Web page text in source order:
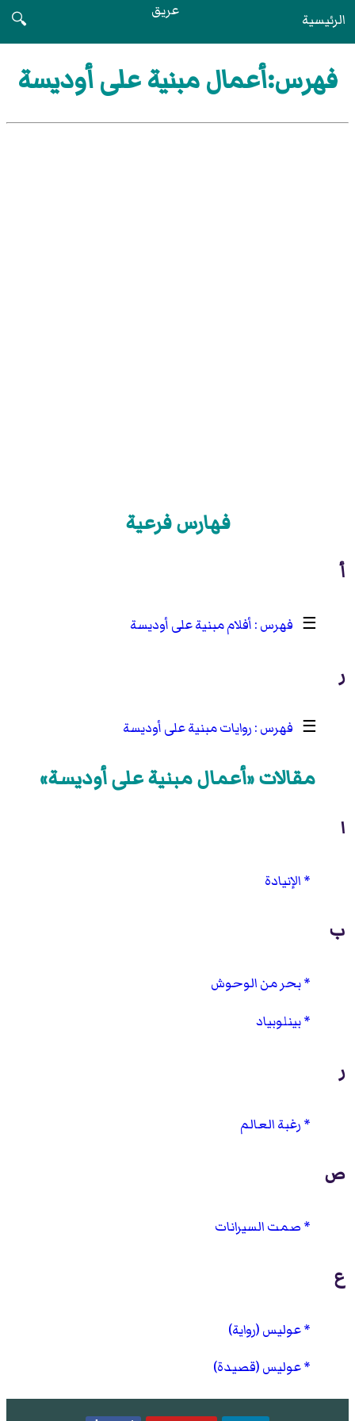
الرئيسية عريق
🔍
فهرس:أعمال مبنية على أوديسة
فهارس فرعية
أ
☰ أفلام مبنية على أوديسة
ر
☰ روايات مبنية على أوديسة
مقالات «أعمال مبنية على أوديسة»
ا
الإنيادة
ب
بحر من الوحوش
بينلوبياد
ر
رغبة العالم
ص
صمت السيرانات
ع
عوليس (رواية)
عوليس (قصيدة)